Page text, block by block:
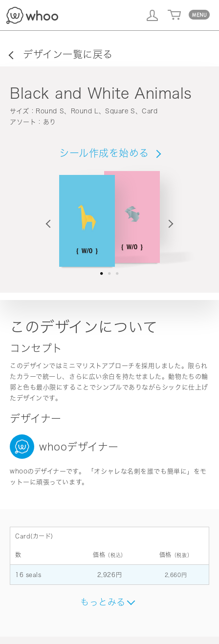
デザイン一覧に戻る
Black and White Animals
サイズ：Round S、Round L、Square S、Card
アソート：あり
シール作成を始める
このデザインについて
コンセプト
このデザインではミニマリストアプローチを採用しました。限られ
たカラーで統一し、さらに広い余白を持たせました。動物たちの輪
郭と色も最小限にすることでシンプルでありながらシックに仕上げ
たデザインです。
デザイナー
whooデザイナー
whooのデザイナーです。 「オシャレな名刺を誰でも簡単に」をモ
ットーに頑張っています。
Card(カード)
数 価格 （税込） 価格 （税抜）
16 seals 2,926円 2,660円
もっとみる